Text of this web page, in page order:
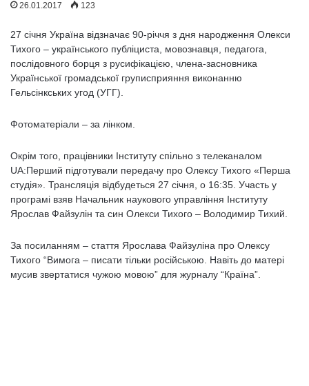
26.01.2017 123
27 січня Україна відзначає 90-річчя з дня народження Олекси
Тихого – українського публіциста, мовознавця, педагога,
послідовного борця з русифікацією, члена-засновника
Української громадської груписприяння виконанню
Гельсінкських угод (УГГ).
Фотоматеріали – за лінком.
Окрім того, працівники Інституту спільно з телеканалом
UA:Перший підготували передачу про Олексу Тихого «Перша
студія». Трансляція відбудеться 27 січня, о 16:35. Участь у
програмі взяв Начальник наукового управління Інституту
Ярослав Файзулін та син Олекси Тихого – Володимир Тихий.
За посиланням – стаття Ярослава Файзуліна про Олексу
Тихого “Вимога – писати тільки російською. Навіть до матері
мусив звертатися чужою мовою” для журналу “Країна”.